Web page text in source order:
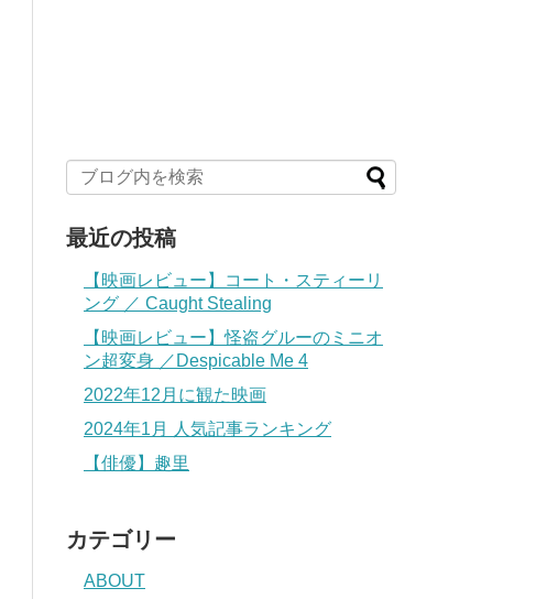
最近の投稿
【映画レビュー】コート・スティーリ
ング ／ Caught Stealing
【映画レビュー】怪盗グルーのミニオ
ン超変身 ／Despicable Me 4
2022年12月に観た映画
2024年1月 人気記事ランキング
【俳優】趣里
カテゴリー
ABOUT